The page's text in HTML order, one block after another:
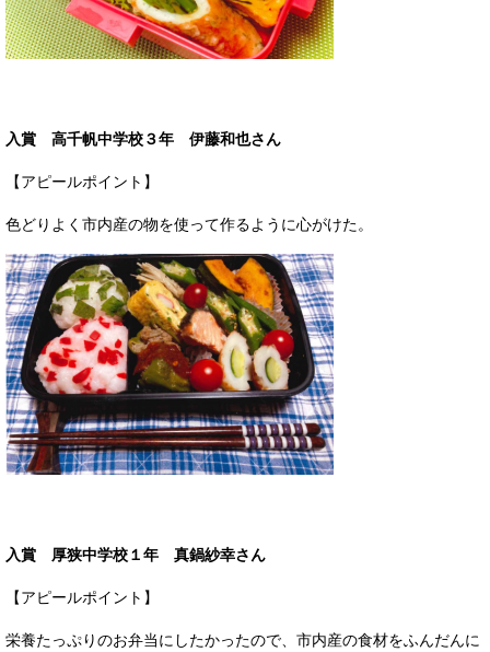
入賞 高千帆中学校３年 伊藤和也さん
【アピールポイント】
色どりよく市内産の物を使って作るように心がけた。
入賞 厚狭中学校１年 真鍋紗幸さん
【アピールポイント】
栄養たっぷりのお弁当にしたかったので、市内産の食材をふんだんに